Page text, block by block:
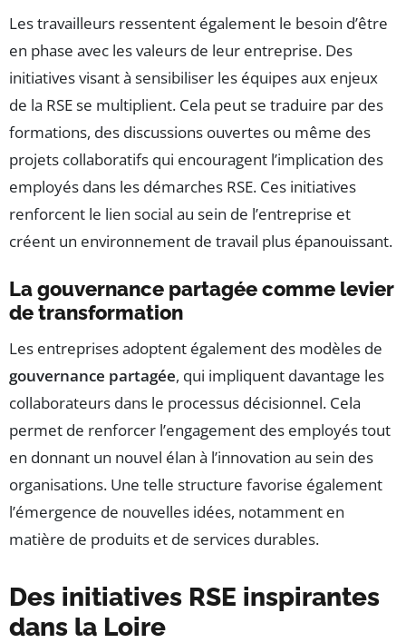
Les travailleurs ressentent également le besoin d’être
en phase avec les valeurs de leur entreprise. Des
initiatives visant à sensibiliser les équipes aux enjeux
de la RSE se multiplient. Cela peut se traduire par des
formations, des discussions ouvertes ou même des
projets collaboratifs qui encouragent l’implication des
employés dans les démarches RSE. Ces initiatives
renforcent le lien social au sein de l’entreprise et
créent un environnement de travail plus épanouissant.
La gouvernance partagée comme levier
de transformation
Les entreprises adoptent également des modèles de
gouvernance partagée, qui impliquent davantage les
collaborateurs dans le processus décisionnel. Cela
permet de renforcer l’engagement des employés tout
en donnant un nouvel élan à l’innovation au sein des
organisations. Une telle structure favorise également
l’émergence de nouvelles idées, notamment en
matière de produits et de services durables.
Des initiatives RSE inspirantes
dans la Loire